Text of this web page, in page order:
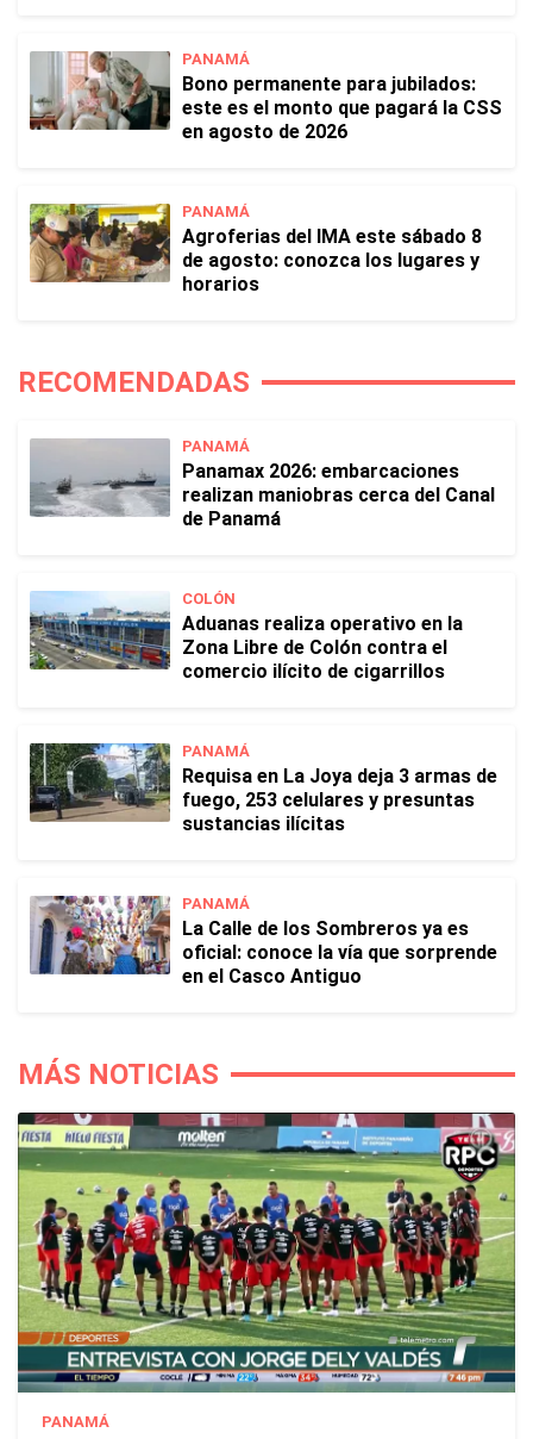
PANAMÁ
Bono permanente para jubilados:
este es el monto que pagará la CSS
en agosto de 2026
PANAMÁ
Agroferias del IMA este sábado 8
de agosto: conozca los lugares y
horarios
RECOMENDADAS
PANAMÁ
Panamax 2026: embarcaciones
realizan maniobras cerca del Canal
de Panamá
COLÓN
Aduanas realiza operativo en la
Zona Libre de Colón contra el
comercio ilícito de cigarrillos
PANAMÁ
Requisa en La Joya deja 3 armas de
fuego, 253 celulares y presuntas
sustancias ilícitas
PANAMÁ
La Calle de los Sombreros ya es
oficial: conoce la vía que sorprende
en el Casco Antiguo
MÁS NOTICIAS
PANAMÁ